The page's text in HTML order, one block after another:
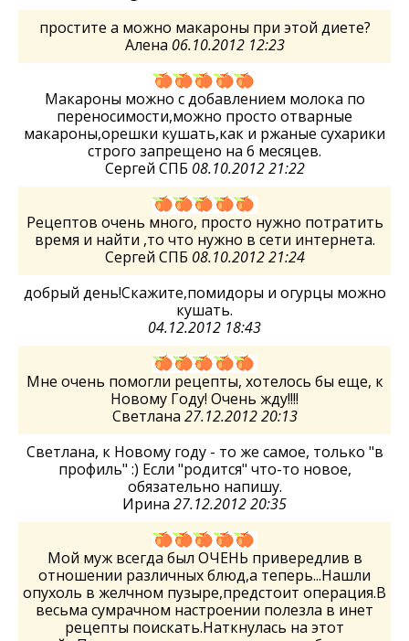
простите а можно макароны при этой диете?
Алена 06.10.2012 12:23
Макароны можно с добавлением молока по
переносимости,можно просто отварные
макароны,орешки кушать,как и ржаные сухарики
строго запрещено на 6 месяцев.
Сергей СПБ 08.10.2012 21:22
Рецептов очень много, просто нужно потратить
время и найти ,то что нужно в сети интернета.
Сергей СПБ 08.10.2012 21:24
добрый день!Скажите,помидоры и огурцы можно
кушать.
04.12.2012 18:43
Мне очень помогли рецепты, хотелось бы еще, к
Новому Году! Очень жду!!!!
Светлана 27.12.2012 20:13
Светлана, к Новому году - то же самое, только "в
профиль" :) Если "родится" что-то новое,
обязательно напишу.
Ирина 27.12.2012 20:35
Мой муж всегда был ОЧЕНЬ привередлив в
отношении различных блюд,а теперь...Нашли
опухоль в желчном пузыре,предстоит операция.В
весьма сумрачном настроении полезла в инет
рецепты поискать.Наткнулась на этот